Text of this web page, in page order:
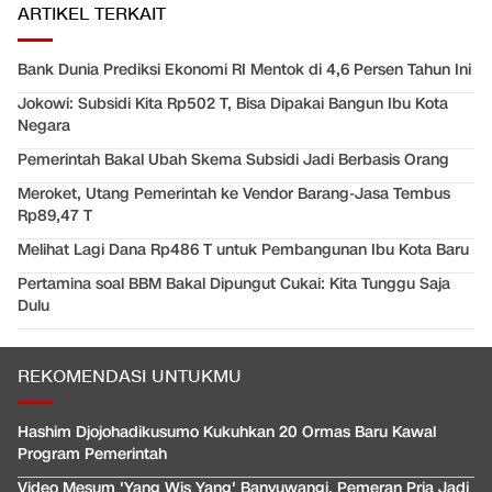
ARTIKEL TERKAIT
Bank Dunia Prediksi Ekonomi RI Mentok di 4,6 Persen Tahun Ini
Jokowi: Subsidi Kita Rp502 T, Bisa Dipakai Bangun Ibu Kota
Negara
Pemerintah Bakal Ubah Skema Subsidi Jadi Berbasis Orang
Meroket, Utang Pemerintah ke Vendor Barang-Jasa Tembus
Rp89,47 T
Melihat Lagi Dana Rp486 T untuk Pembangunan Ibu Kota Baru
Pertamina soal BBM Bakal Dipungut Cukai: Kita Tunggu Saja
Dulu
REKOMENDASI UNTUKMU
Hashim Djojohadikusumo Kukuhkan 20 Ormas Baru Kawal
Program Pemerintah